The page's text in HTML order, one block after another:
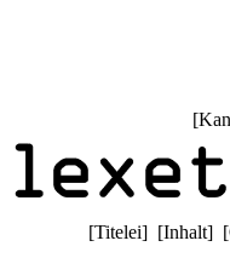
[
[Titelei] [Inhalt] [